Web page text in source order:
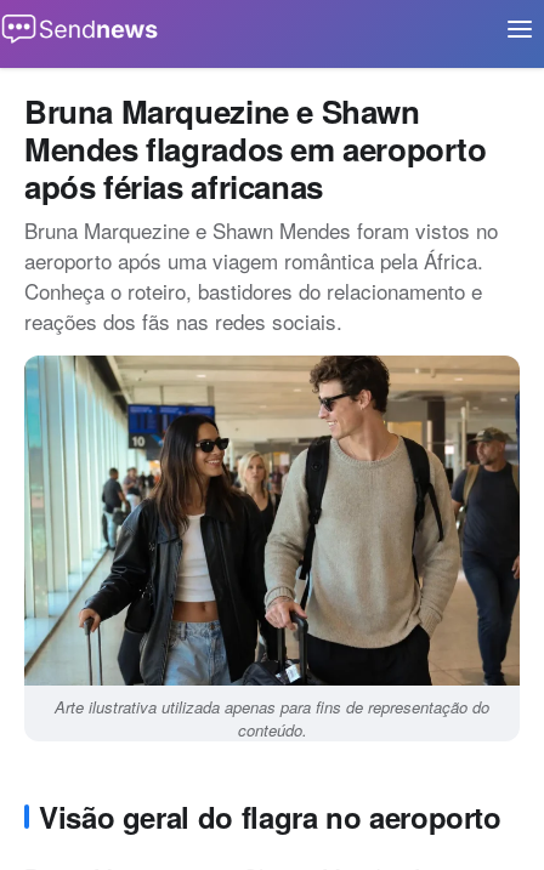
Início
Aplicativos
Eventos
Oportunidades
Tecnologia
Contato
Bruna Marquezine e Shawn
Mendes flagrados em aeroporto
após férias africanas
Bruna Marquezine e Shawn Mendes foram vistos no
aeroporto após uma viagem romântica pela África.
Conheça o roteiro, bastidores do relacionamento e
reações dos fãs nas redes sociais.
Arte ilustrativa utilizada apenas para fins de representação do
conteúdo.
Visão geral do flagra no aeroporto